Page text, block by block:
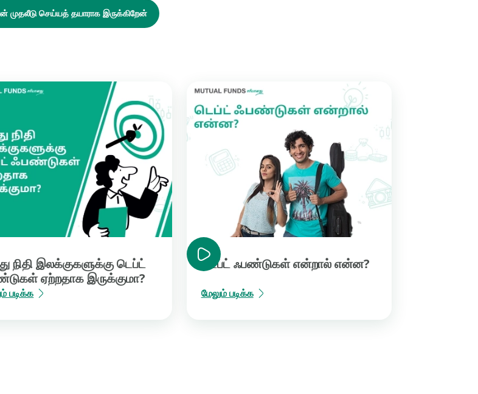
செக்யூரிட்டிகளில் முதலீடு செய்திடும்
கொண்ட செக்யூரிட்டிகளில் முதலீடு செய்திடும்
(7 வருடங்களுக்கும் மேல்) முதலீடு செய்திடும்
பத்திரங்களில் முதலீடு செய்திடும்
பத்திரங்களில் முதலீடு செய்திடும்
காலகட்டம் கொண்ட அரசாங்க செக்யூரிட்டிகளில் முதலீடு செய்திடும்
வருவாய் தரும் செக்யூரிட்டிகளில் முதலீடு செய்திடும் கிரெடிட் ரிஸ்க் ஃபண்ட்கள் - உயர்
முதலீடு செய்யத் தயாராக இருக்கிறேன்
நிதி இலக்குகளுக்கு டெப்ட்
ஏற்றதாக இருக்குமா?
படிக்க
டெப்ட் ஃபண்டுகள் என்றால் என்ன?
மேலும் படிக்க